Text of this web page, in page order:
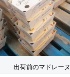
出荷前のマドレーヌ